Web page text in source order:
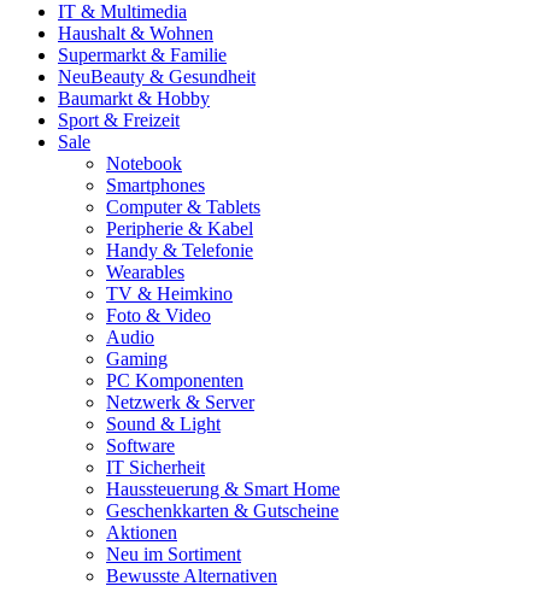
IT & Multimedia
Haushalt & Wohnen
Supermarkt & Familie
NeuBeauty & Gesundheit
Baumarkt & Hobby
Sport & Freizeit
Sale
Notebook
Smartphones
Computer & Tablets
Peripherie & Kabel
Handy & Telefonie
Wearables
TV & Heimkino
Foto & Video
Audio
Gaming
PC Komponenten
Netzwerk & Server
Sound & Light
Software
IT Sicherheit
Haussteuerung & Smart Home
Geschenkkarten & Gutscheine
Aktionen
Neu im Sortiment
Bewusste Alternativen